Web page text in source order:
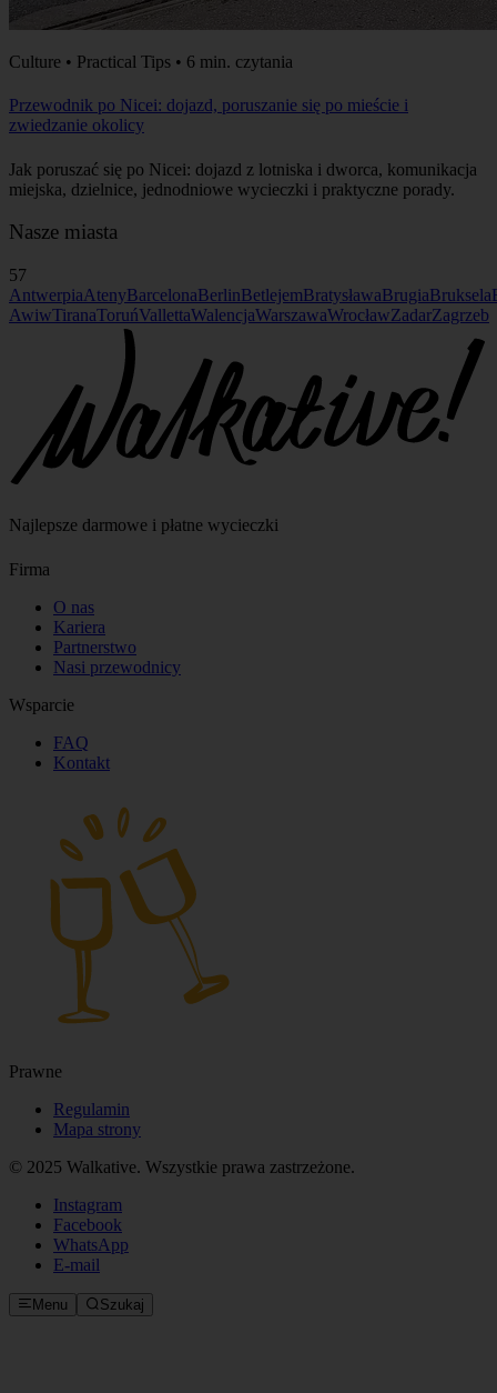
Culture • Practical Tips • 6 min. czytania
Przewodnik po Nicei: dojazd, poruszanie się po mieście i
zwiedzanie okolicy
Jak poruszać się po Nicei: dojazd z lotniska i dworca, komunikacja
miejska, dzielnice, jednodniowe wycieczki i praktyczne porady.
Nasze miasta
57
AntwerpiaAtenyBarcelonaBerlinBetlejemBratysławaBrugiaBruksela
AwiwTiranaToruńVallettaWalencjaWarszawaWrocławZadarZagrzeb
Najlepsze darmowe i płatne wycieczki
Firma
O nas
Kariera
Partnerstwo
Nasi przewodnicy
Wsparcie
FAQ
Kontakt
Prawne
Regulamin
Mapa strony
© 2025 Walkative. Wszystkie prawa zastrzeżone.
Instagram
Facebook
WhatsApp
E‑mail
Menu Szukaj